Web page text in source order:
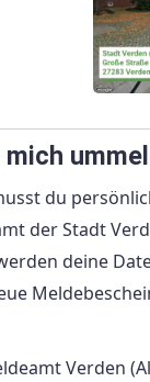
du
der Stadt
deine
Verden